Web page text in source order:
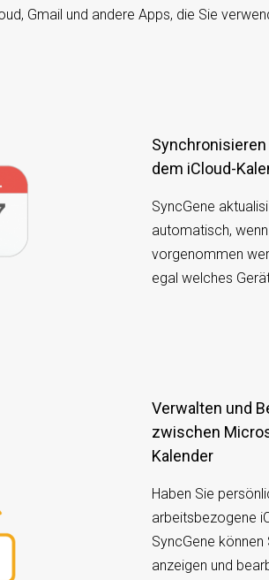
Gmail und andere Apps, die Sie
Synchronisieren von Microsoft Exchange mit
dem iCloud-
SyncGene
automatisch,
vorgenommen
egal welches
Verwalten und Bearbeiten von Kalenderterminen
zwischen
Kalender
Haben Sie
arbeitsbezogene
SyncGene
anzeigen und